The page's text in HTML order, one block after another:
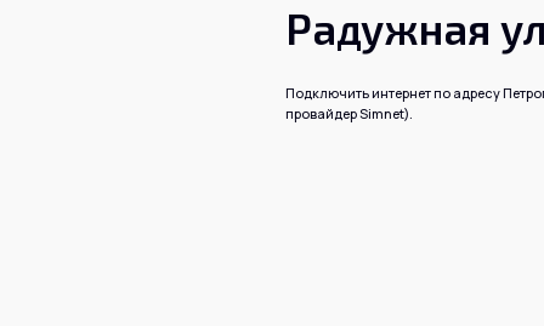
Радужная
Подключить интернет по адресу
провайдер Simnet).